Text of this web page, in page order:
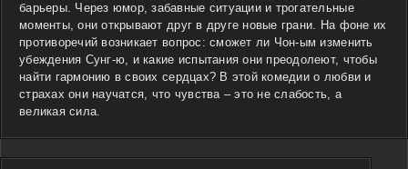
барьеры. Через юмор, забавные ситуации и трогательные
моменты, они открывают друг в друге новые грани. На фоне их
противоречий возникает вопрос: сможет ли Чон-ым изменить
убеждения Сунг-ю, и какие испытания они преодолеют, чтобы
найти гармонию в своих сердцах? В этой комедии о любви и
страхах они научатся, что чувства – это не слабость, а
великая сила.